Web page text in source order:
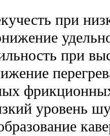
при
при
уровень